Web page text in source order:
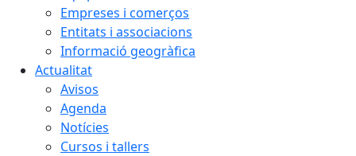
Empreses i comerços
Entitats i associacions
Informació geogràfica
Actualitat
Avisos
Agenda
Notícies
Cursos i tallers